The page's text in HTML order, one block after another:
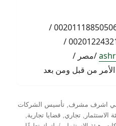
اشرف مشرف المحامي/ 00201118850506 /
/مصر /
من قبل ومن بعد
اشرف مشرف,تأسيس الشركات
,تجاري,قضايا تجارية,